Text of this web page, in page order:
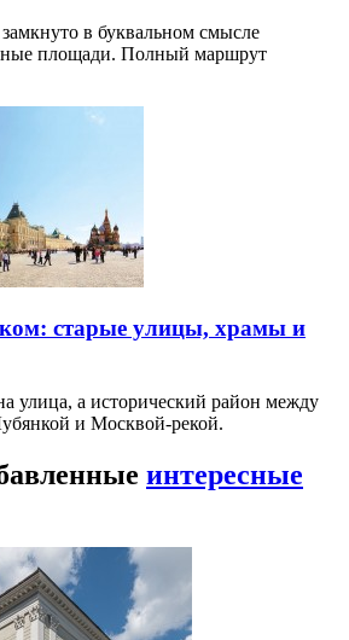
в буквальном смысле
площади. Полный маршрут
старые улицы, храмы и
улица, а исторический район между
и Москвой-рекой.
интересные